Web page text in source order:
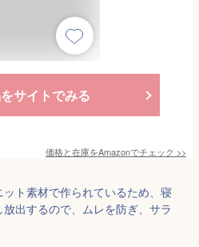
サイトでみる
価格と在庫をAmazonでチェック >>
ト素材で作られているため、寝
出するので、ムレを防ぎ、サラ